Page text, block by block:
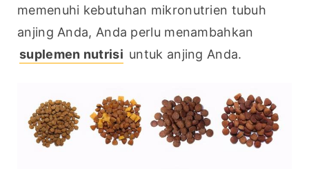
memenuhi kebutuhan mikronutrien tubuh
suplemen nutrisi untuk anjing Anda.